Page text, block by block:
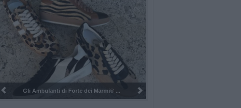
Pulizia del bosco del Rugareto a ...